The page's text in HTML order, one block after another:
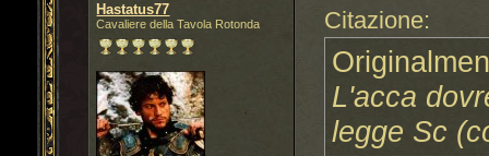
Hastatus77
Cavaliere della Tavola Rotonda Citazione:
L'acca
legge Sc